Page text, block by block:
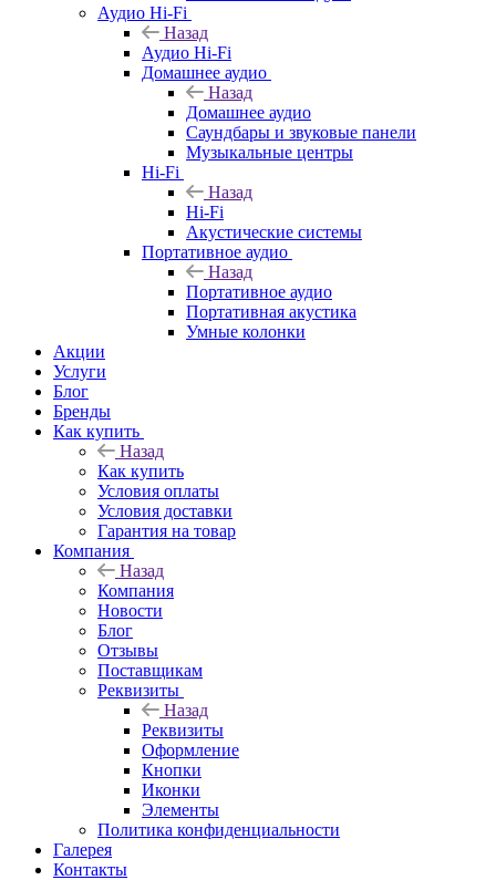
Аудио Hi-Fi
Назад
Аудио Hi-Fi
Домашнее аудио
Назад
Домашнее аудио
Саундбары и звуковые панели
Музыкальные центры
Hi-Fi
Назад
Hi-Fi
Акустические системы
Портативное аудио
Назад
Портативное аудио
Портативная акустика
Умные колонки
Акции
Услуги
Блог
Бренды
Как купить
Назад
Как купить
Условия оплаты
Условия доставки
Гарантия на товар
Компания
Назад
Компания
Новости
Блог
Отзывы
Поставщикам
Реквизиты
Назад
Реквизиты
Оформление
Кнопки
Иконки
Элементы
Политика конфиденциальности
Галерея
Контакты